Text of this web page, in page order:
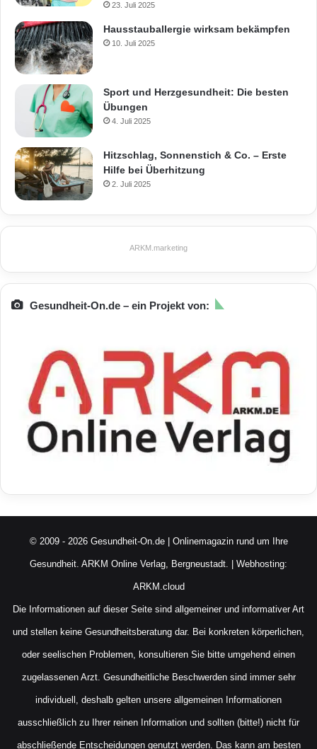
23. Juli 2025
Hausstauballergie wirksam bekämpfen
10. Juli 2025
Sport und Herzgesundheit: Die besten
Übungen
4. Juli 2025
Hitzschlag, Sonnenstich & Co. – Erste
Hilfe bei Überhitzung
2. Juli 2025
ARKM.marketing
Gesundheit-On.de – ein Projekt von:
© 2009 - 2026 Gesundheit-On.de | Onlinemagazin rund um Ihre
Gesundheit. ARKM Online Verlag, Bergneustadt. | Webhosting:
ARKM.cloud
Die Informationen auf dieser Seite sind allgemeiner und informativer Art
und stellen keine Gesundheitsberatung dar. Bei konkreten körperlichen,
oder seelischen Problemen, konsultieren Sie bitte umgehend einen
zugelassenen Arzt. Gesundheitliche Beschwerden sind immer sehr
individuell, deshalb gelten unsere allgemeinen Informationen
ausschließlich zu Ihrer reinen Information und sollten (bitte!) nicht für
abschließende Entscheidungen genutzt werden. Das kann am besten